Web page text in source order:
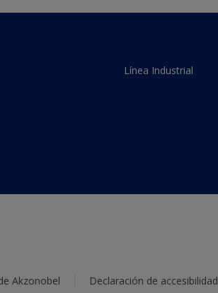
Línea Industrial
Akzonobel Declaración de accesibilidad